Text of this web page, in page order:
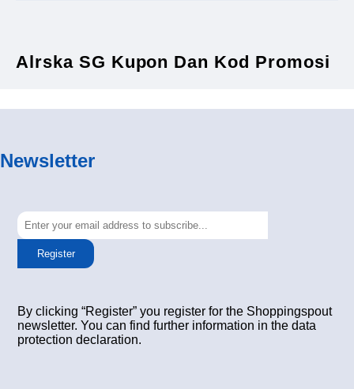
Alrska SG Kupon Dan Kod Promosi
Newsletter
Register
By clicking “Register” you register for the Shoppingspout
newsletter. You can find further information in the data
protection declaration.